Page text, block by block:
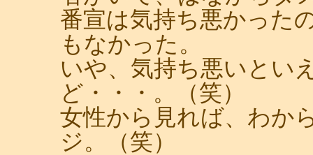
番宣は気持ち悪かった
もなかった。
いや、気持ち悪いとい
ど・・・。（笑）
女性から見れば、わか
ジ。（笑）